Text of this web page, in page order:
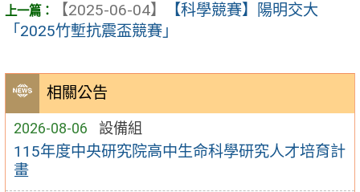
相關公告
2026-08-06 設備組
115年度中央研究院高中生命科學研究人才培育計
畫
【2025-06-04】
【科學競賽】陽明交大
「2025竹塹抗震盃競賽」